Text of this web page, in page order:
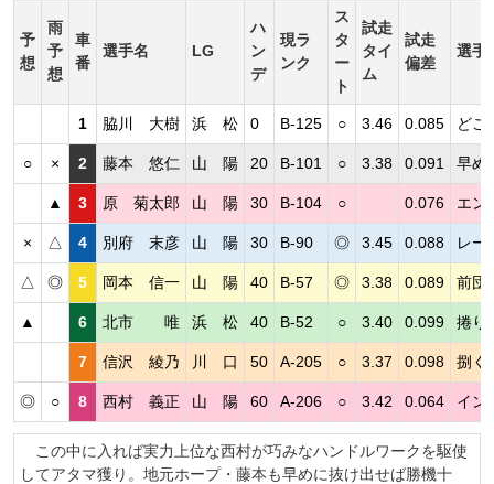
予
想
雨
予
想
車
番
選手名 LG
ハ
ン
デ
現ラ
ンク
ス
タ
ー
ト
試走
タイ
ム
試走
偏差
選手
1 脇川 大樹 浜 松 0 B-125 ○ 3.46 0.085 どこ
○ × 2 藤本 悠仁 山 陽 20 B-101 ○ 3.38 0.091 早め
▲ 3 原 菊太郎 山 陽 30 B-104 ○ 0.076 エン
× △ 4 別府 末彦 山 陽 30 B-90 ◎ 3.45 0.088 レー
△ ◎ 5 岡本 信一 山 陽 40 B-57 ◎ 3.38 0.089 前団
▲ 6 北市 唯 浜 松 40 B-52 ○ 3.40 0.099 捲り
7 信沢 綾乃 川 口 50 A-205 ○ 3.37 0.098 捌く
◎ ○ 8 西村 義正 山 陽 60 A-206 ○ 3.42 0.064 イン
この中に入れば実力上位な西村が巧みなハンドルワークを駆使
してアタマ獲り。地元ホープ・藤本も早めに抜け出せば勝機十